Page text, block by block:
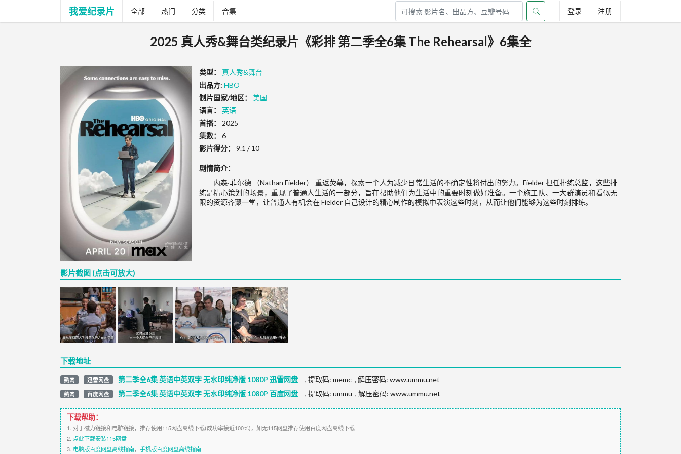
我爱纪录片 全部 热门 分类 合集 登录 注册
2025 真人秀&舞台类纪录片《彩排 第二季全6集 The Rehearsal》6集全
类型：
真人秀&舞台
出品方: HBO
制片国家/地区：
美国
语言：
英语
首播：
2025
集数：
6
影片得分：
9.1 / 10
剧情简介：
内森·菲尔德 （Nathan Fielder） 重返荧幕，探索一个人为减少日常生活的不确定性将付出的努力。Fielder 担任排练总监，这些排
练是精心策划的场景，重现了普通人生活的一部分，旨在帮助他们为生活中的重要时刻做好准备。一个施工队、一大群演员和看似无
限的资源齐聚一堂，让普通人有机会在 Fielder 自己设计的精心制作的模拟中表演这些时刻，从而让他们能够为这些时刻排练。
影片截图 (点击可放大)
下载地址
熟肉 迅雷网盘 第二季全6集 英语中英双字 无水印纯净版 1080P 迅雷网盘 ,提取码:memc , 解压密码: www.ummu.net
熟肉 百度网盘 第二季全6集 英语中英双字 无水印纯净版 1080P 百度网盘 ,提取码:ummu , 解压密码: www.ummu.net
下载帮助：
1. 对于磁力链接和电驴链接，推荐使用115网盘离线下载(成功率接近100%)，如无115网盘推荐使用百度网盘离线下载
2. 点此下载安装115网盘
3. 电脑版百度网盘离线指南， 手机版百度网盘离线指南